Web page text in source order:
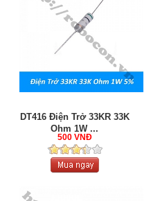
DT416 Điện Trở 33KR 33K
Ohm 1W ...
500 VNĐ